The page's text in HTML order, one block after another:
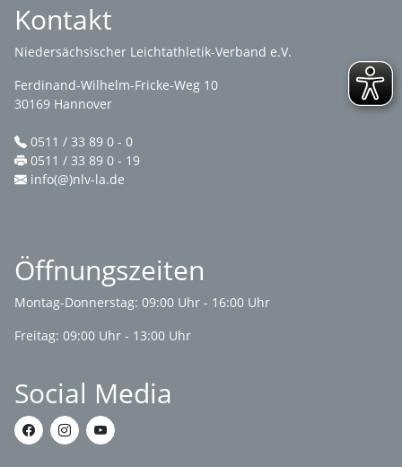
Kontakt
Niedersächsischer Leichtathletik-Verband e.V.
Ferdinand-Wilhelm-Fricke-Weg 10
30169 Hannover
0511 / 33 89 0 - 0
0511 / 33 89 0 - 19
info(@)nlv-la.de
Öffnungszeiten
Montag-Donnerstag: 09:00 Uhr - 16:00 Uhr
Freitag: 09:00 Uhr - 13:00 Uhr
Social Media